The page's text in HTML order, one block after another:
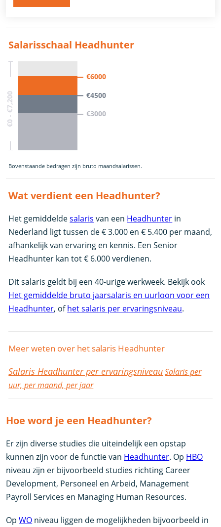
Salarisschaal Headhunter
€0 - €7,200
€6000
€4500
€3000
Bovenstaande bedragen zijn bruto maandsalarissen.
Wat verdient een Headhunter?
Het gemiddeldesalaris van een Headhunter in
Nederland ligt tussen de € 3.000 en € 5.400 per maand,
afhankelijk van ervaring en kennis. Een Senior
Headhunter kan tot € 6.000 verdienen.
Dit salaris geldt bij een 40-urige werkweek. Bekijk ook
Het gemiddelde bruto jaarsalaris en uurloon voor een
Headhunter, ofhet salaris per ervaringsniveau.
Meer weten over het salaris Headhunter
Salaris Headhunter per ervaringsniveauSalaris per
uur, per maand, per jaar
Hoe word je een Headhunter?
Er zijn diverse studies die uiteindelijk een opstap
kunnen zijn voor de functie van Headhunter. Op HBO
niveau zijn er bijvoorbeeld studies richting Career
Development, Personeel en Arbeid, Management
Payroll Services en Managing Human Resources.
OpWO niveau liggen de mogelijkheden bijvoorbeeld in